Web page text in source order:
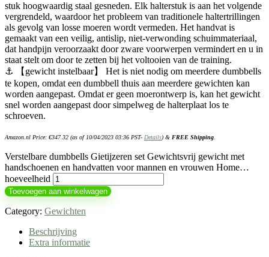
stuk hoogwaardig staal gesneden. Elk halterstuk is aan het volgende
vergrendeld, waardoor het probleem van traditionele haltertrillingen
als gevolg van losse moeren wordt vermeden. Het handvat is
gemaakt van een veilig, antislip, niet-verwonding schuimmateriaal,
dat handpijn veroorzaakt door zware voorwerpen vermindert en u in
staat stelt om door te zetten bij het voltooien van de training.
⚓ 【gewicht instelbaar】 Het is niet nodig om meerdere dumbbells
te kopen, omdat een dumbbell thuis aan meerdere gewichten kan
worden aangepast. Omdat er geen moerontwerp is, kan het gewicht
snel worden aangepast door simpelweg de halterplaat los te
schroeven.
Amazon.nl Price: €347.32 (as of 10/04/2023 03:36 PST- Details) & FREE Shipping
Verstelbare dumbbells Gietijzeren set Gewichtsvrij gewicht met
handschoenen en handvatten voor mannen en vrouwen Home…
hoeveelheid
Toevoegen aan winkelwagen
Category: Gewichten
Beschrijving
Extra informatie